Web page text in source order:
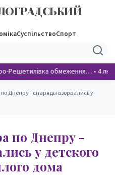
СуспільствоСпорт
Решетилівка обмеження… • 4
Днепру - снаряды взорвались у
по Днепру -
у детского
дома